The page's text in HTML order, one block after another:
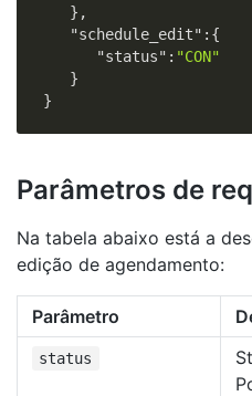
   },
"schedule_edit" :{
"status" : "CON"
   }
Parâmetros de
Na tabela abaixo está a
edição de agendamento:
Parâmetro
status